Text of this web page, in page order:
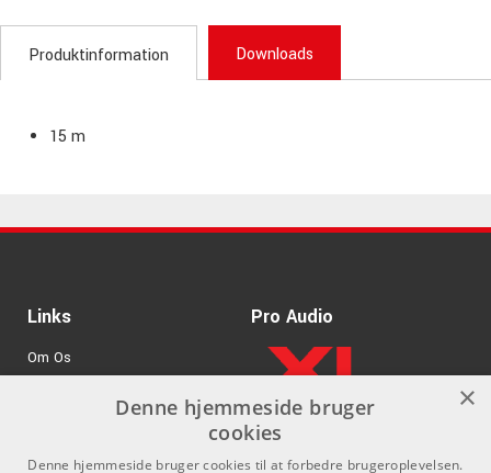
Produktinformation Downloads
15 m
Links
Om Os
Pro Audio
.
×
Denne hjemmeside bruger
cookies
Denne hjemmeside bruger cookies til at forbedre brugeroplevelsen.